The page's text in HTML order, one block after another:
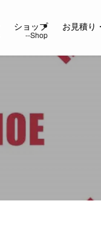
ショップ お見積り